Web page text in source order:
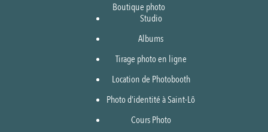
Boutique photo
Studio
Albums
Tirage photo en ligne
Location de Photobooth
Photo d’identité à Saint-Lô
Cours Photo